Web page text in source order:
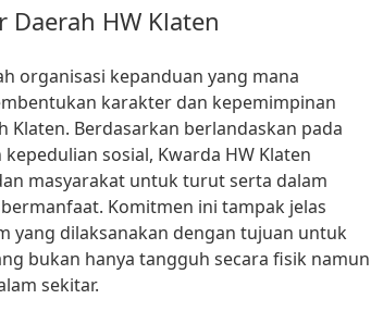
HW Klaten
organisasi kepanduan yang mana
karakter dan kepemimpinan
Klaten. Berdasarkan berlandaskan pada
sosial, Kwarda HW Klaten
masyarakat untuk turut serta dalam
Komitmen ini tampak jelas
yang dilaksanakan dengan tujuan untuk
bukan hanya tangguh secara fisik namun
sekitar.